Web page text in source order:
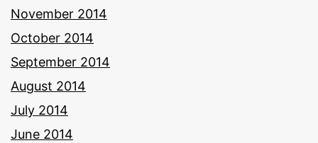
November 2014
October 2014
September 2014
August 2014
July 2014
June 2014